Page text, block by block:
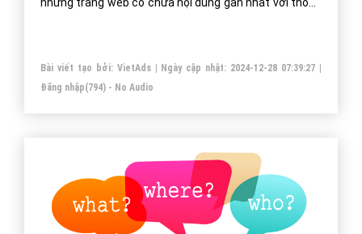
trang đang nói đến là gì thông qua tên bài viết (title),
nội dung đường dẫn (url), nội dung các thẻ heading và
mật độ các từ trên trang. Đồng thời, đánh giá mức độ
dụng tìm kiếm thông qua c
Bài viết tạo bởi: VietAds| Ngày cập nhật: 2024-12-28 07:39:27 |
Đăng nhập(794) - No Audio